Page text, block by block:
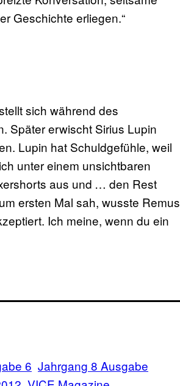
Geschichte erliegen.“
sich während des
Später erwischt Sirius Lupin
Lupin hat Schuldgefühle, weil
unter einem unsichtbaren
aus und … den Rest
ersten Mal sah, wusste Remus
Ich meine, wenn du ein
6 Jahrgang 8 Ausgabe